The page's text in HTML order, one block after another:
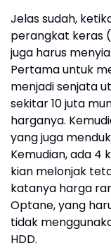
Jelas sudah,
perangkat keras
juga harus
Pertama untuk
menjadi senjata
sekitar 10 juta
harganya.
yang juga
Kemudian, ada 4
kian melonjak
katanya harga
Optane, yang
tidak
HDD.